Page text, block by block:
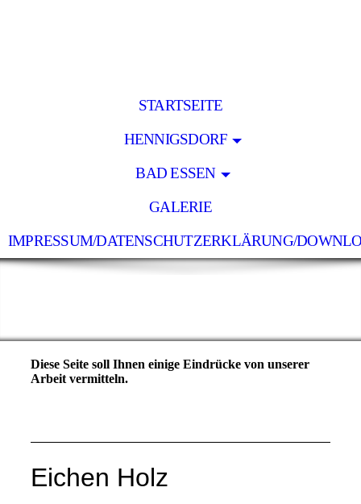
STARTSEITE
HENNIGSDORF
BAD ESSEN
GALERIE
IMPRESSUM/DATENSCHUTZERKLÄRUNG/
Diese Seite soll Ihnen einige Eindrücke von unserer
Arbeit vermitteln.
Eichen Holz